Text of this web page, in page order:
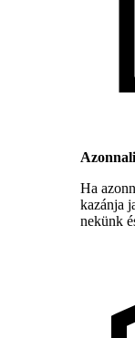
Ha
kazánja
nekünk